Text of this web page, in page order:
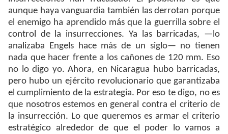
aunque haya vanguardia también las derrotan porque
el enemigo ha aprendido más que la guerrilla sobre el
control de la insurrecciones. Ya las barricadas, —lo
analizaba Engels hace más de un siglo— no tienen
nada que hacer frente a los cañones de 120 mm. Eso
no lo digo yo. Ahora, en Nicaragua hubo barricadas,
pero hubo un ejército revolucionario que garantizaba
el cumplimiento de la estrategia. Por eso te digo, no es
que nosotros estemos en general contra el criterio de
la insurrección. Lo que queremos es armar el criterio
estratégico alrededor de que el poder lo vamos a